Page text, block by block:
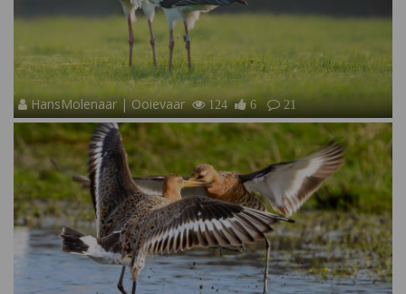
HansMolenaar | Ooievaar 124 6 21